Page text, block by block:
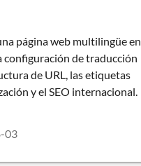
página web multilingüe en
configuración de traducción
de URL, las etiquetas
y el SEO internacional.
03